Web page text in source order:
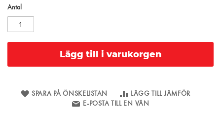
Antal
Lägg till i varukorgen
SPARA PÅ ÖNSKELISTAN
LÄGG TILL JÄMFÖR
E-POSTA TILL EN VÄN